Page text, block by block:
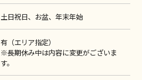
土日祝日、お盆、年末年始
有（エリア指定）
※長期休み中は内容に変更がございま
す。